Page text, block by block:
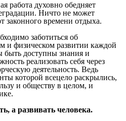
работа духовно обедняет
Ничто не может
законного времени отдыха.
заботиться об
и физическом развитии каждой
быть доступны знания и
реализовать себя через
деятельность. Ведь
которой всецело раскрылись,
и обществу в целом, и
а развивать человека.